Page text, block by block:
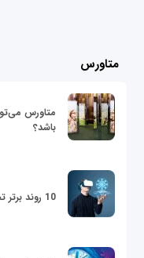
متاورس
متاورس
باشد؟
10 روند برتر تجارت و فناوری در سال 2022